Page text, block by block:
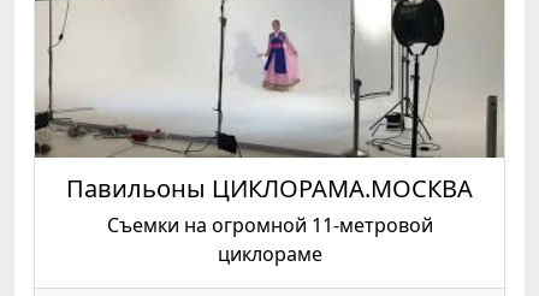
Павильоны ЦИКЛОРАМА.МОСКВА
Съемки на огромной 11-метровой
циклораме